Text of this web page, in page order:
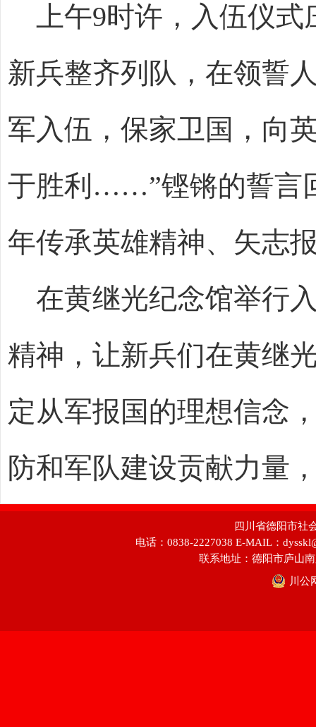
上午9时许，入伍仪
新兵整齐列队，在领誓
军入伍，保家卫国，向
于胜利……”铿锵的誓言
年传承英雄精神、矢志
在黄继光纪念馆举行
精神，让新兵们在黄继
定从军报国的理想信念
防和军队建设贡献力量
四川省德阳市社
电话：0838-2227038 E-MAIL：
联系地址：德阳市庐山
川公